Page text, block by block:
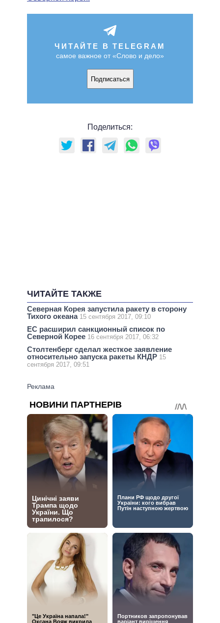
ЧИТАЙТЕ В TELEGRAM
самое важное от «Слово и дело»
Подписаться
Поделиться:
ЧИТАЙТЕ ТАКЖЕ
Северная Корея запустила ракету в сторону
Тихого океана 15 сентября 2017, 09:10
ЕС расширил санкционный список по
Северной Корее 16 сентября 2017, 06:32
Столтенберг сделал жесткое заявление
относительно запуска ракеты КНДР 15
сентября 2017, 09:51